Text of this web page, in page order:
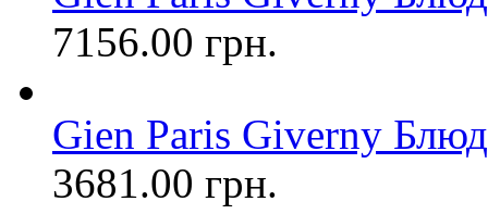
7156.00 грн.
Gien Paris Giverny
3681.00 грн.